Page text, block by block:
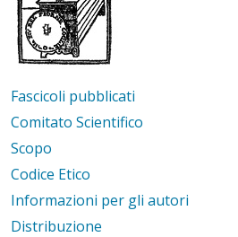
Fascicoli pubblicati
Comitato Scientifico
Scopo
Codice Etico
Informazioni per gli autori
Distribuzione